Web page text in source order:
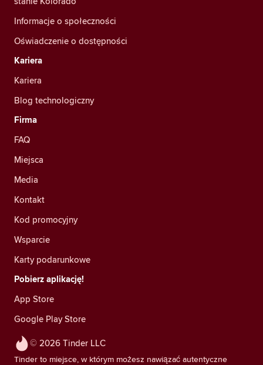
© 2026 Tinder LLC
Tinder to miejsce, w którym możesz nawiązać autentyczne
Informacje o społeczności
Oświadczenie o dostępności
Kariera
Kariera
Blog technologiczny
Firma
FAQ
Miejsca
Media
Kontakt
Kod promocyjny
Wsparcie
Karty podarunkowe
Pobierz aplikację!
App Store
Google Play Store